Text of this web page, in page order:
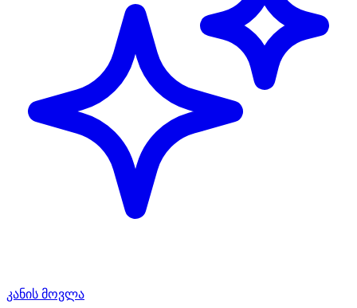
კანის მოვლა